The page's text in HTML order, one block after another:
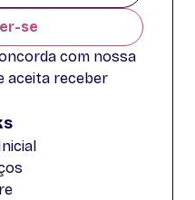
se
com nossa
aceita receber